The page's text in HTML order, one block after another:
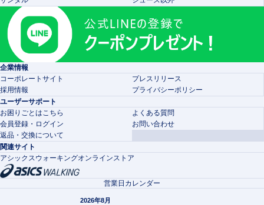
企業情報
コーポレートサイト
プレスリリース
採用情報
プライバシーポリシー
ユーザーサポート
お困りごとはこちら
よくある質問
会員登録・ログイン
お問い合わせ
返品・交換について
関連サイト
アシックスウォーキングオンラインストア
営業日カレンダー
2026年8月